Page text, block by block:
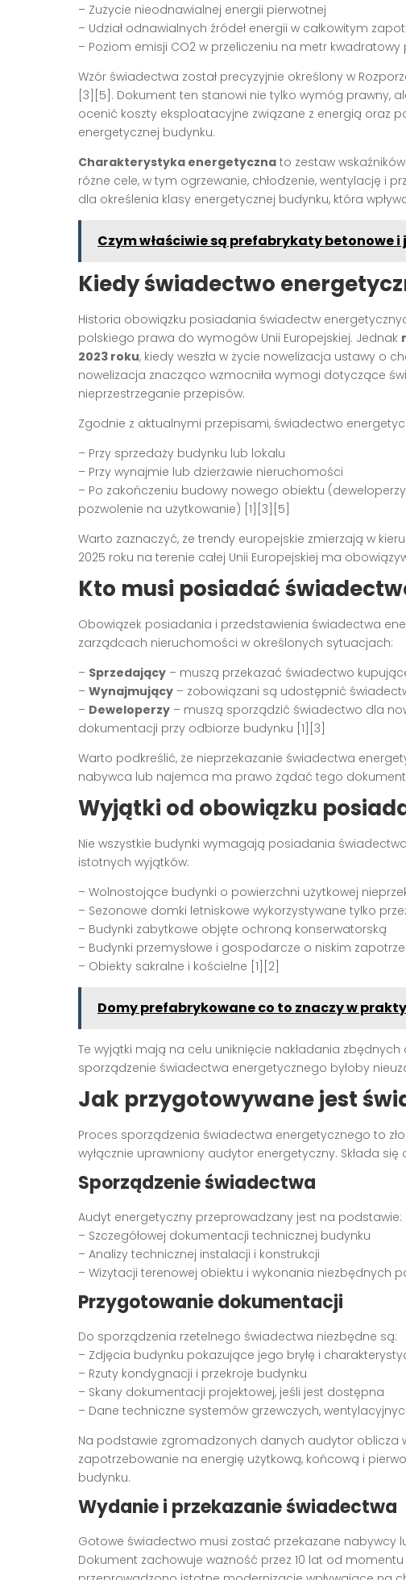
– Zużycie nieodnawialnej energii pierwotnej
– Udział odnawialnych źródeł energii w całkowitym
– Poziom emisji CO2 w przeliczeniu na metr
Wzór świadectwa został precyzyjnie określony w
[3][5]. Dokument ten stanowi nie tylko wymóg prawny,
ocenić koszty eksploatacyjne związane z energią oraz
energetycznej budynku.
Charakterystyka energetyczna to zestaw
różne cele, w tym ogrzewanie, chłodzenie, wentylację i
dla określenia klasy energetycznej budynku, która
Czym właściwie są prefabrykaty betonowe i
Kiedy świadectwo
Historia obowiązku posiadania świadectw
polskiego prawa do wymogów Unii Europejskiej. Jednak
2023 roku, kiedy weszła w życie nowelizacja ustawy o
nowelizacja znacząco wzmocniła wymogi dotyczące
nieprzestrzeganie przepisów.
Zgodnie z aktualnymi przepisami, świadectwo
– Przy sprzedaży budynku lub lokalu
– Przy wynajmie lub dzierżawie nieruchomości
– Po zakończeniu budowy nowego obiektu
pozwolenie na użytkowanie) [1][3][5]
Warto zaznaczyć, że trendy europejskie zmierzają w
2025 roku na terenie całej Unii Europejskiej ma
Kto musi posiadać
Obowiązek posiadania i przedstawienia świadectwa
zarządcach nieruchomości w określonych sytuacjach:
– Sprzedający – muszą przekazać świadectwo
– Wynajmujący – zobowiązani są udostępnić
– Deweloperzy – muszą sporządzić świadectwo dla
dokumentacji przy odbiorze budynku [1][3]
Warto podkreślić, że nieprzekazanie świadectwa
nabywca lub najemca ma prawo żądać tego
Wyjątki od obowiązku
Nie wszystkie budynki wymagają posiadania
istotnych wyjątków:
– Wolnostojące budynki o powierzchni użytkowej
– Sezonowe domki letniskowe wykorzystywane tylko
– Budynki zabytkowe objęte ochroną konserwatorską
– Budynki przemysłowe i gospodarcze o niskim
– Obiekty sakralne i kościelne [1][2]
Domy prefabrykowane co to znaczy w
Te wyjątki mają na celu uniknięcie nakładania
sporządzenie świadectwa energetycznego byłoby
Jak przygotowywane jest
Proces sporządzenia świadectwa energetycznego to
wyłącznie uprawniony audytor energetyczny. Składa
Sporządzenie świadectwa
Audyt energetyczny przeprowadzany jest na podstawie:
– Szczegółowej dokumentacji technicznej budynku
– Analizy technicznej instalacji i konstrukcji
– Wizytacji terenowej obiektu i wykonania niezbędnych
Przygotowanie dokumentacji
Do sporządzenia rzetelnego świadectwa niezbędne są:
– Zdjęcia budynku pokazujące jego bryłę i
– Rzuty kondygnacji i przekroje budynku
– Skany dokumentacji projektowej, jeśli jest dostępna
– Dane techniczne systemów grzewczych,
Na podstawie zgromadzonych danych audytor oblicza
zapotrzebowanie na energię użytkową, końcową i
budynku.
Wydanie i przekazanie świadectwa
Gotowe świadectwo musi zostać przekazane nabywcy
Dokument zachowuje ważność przez 10 lat od